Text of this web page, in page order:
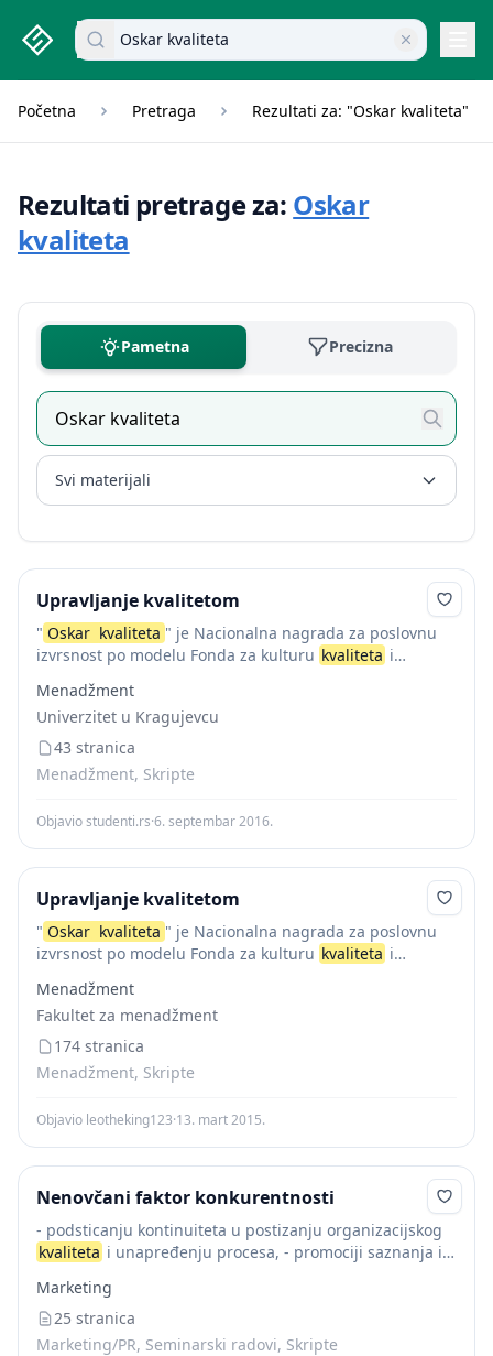
studenti.rs home page
Pretraži dokumente
Početna Pretraga Rezultati za: "Oskar kvaliteta"
Rezultati pretrage za: Oskar
kvaliteta
Pametna Precizna
Svi materijali
Upravljanje kvalitetom
" Oskar kvaliteta " je Nacionalna nagrada za poslovnu
izvrsnost po modelu Fonda za kulturu kvaliteta i
neprofitnim organizacijama, kao nezavisna i neutralna
nagrada za...
Menadžment
Univerzitet u Kragujevcu
43 stranica
Menadžment, Skripte
Objavio studenti.rs·6. septembar 2016.
Upravljanje kvalitetom
" Oskar kvaliteta " je Nacionalna nagrada za poslovnu
izvrsnost po modelu Fonda za kulturu kvaliteta i
neprofitnim organizacijama, kao nezavisna i neutralna
nagrada za...
Menadžment
Fakultet za menadžment
174 stranica
Menadžment, Skripte
Objavio leotheking123·13. mart 2015.
Nenovčani faktor konkurentnosti
- podsticanju kontinuiteta u postizanju organizacijskog
kvaliteta i unapređenju procesa, - promociji saznanja iz
podsticanju konkurentnosti, - priznavanju izvrsnosti kod
performansi, najboljih praksi...
Marketing
25 stranica
Marketing/PR, Seminarski radovi, Skripte